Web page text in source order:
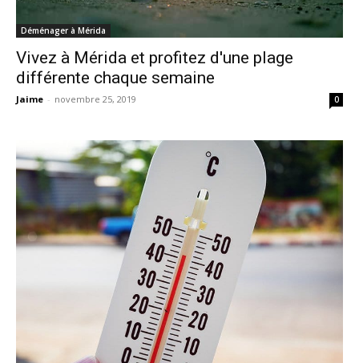
Déménager à Mérida
Vivez à Mérida et profitez d'une plage
différente chaque semaine
Jaime - novembre 25, 2019 0